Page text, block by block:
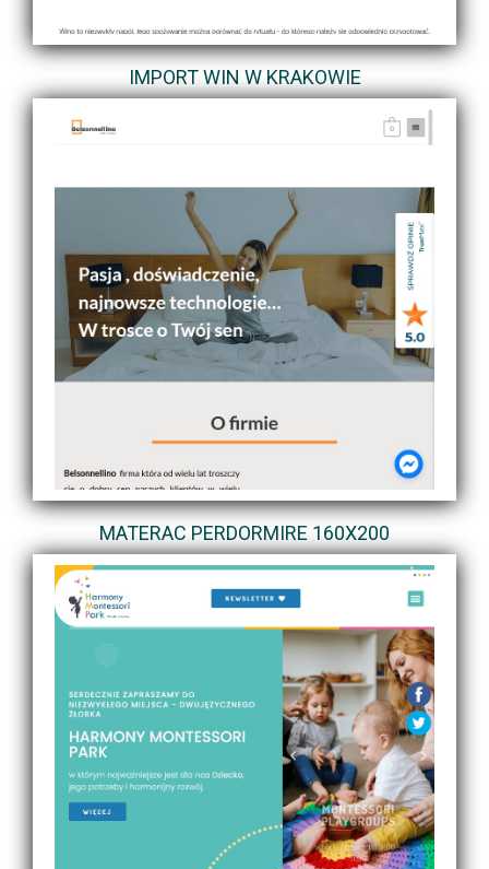
IMPORT WIN W KRAKOWIE
MATERAC PERDORMIRE 160X200